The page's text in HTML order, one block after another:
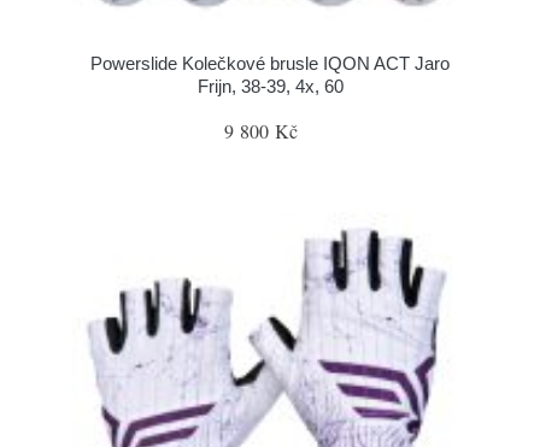
Powerslide Kolečkové brusle IQON ACT Jaro
Frijn, 38-39, 4x, 60
9 800 Kč